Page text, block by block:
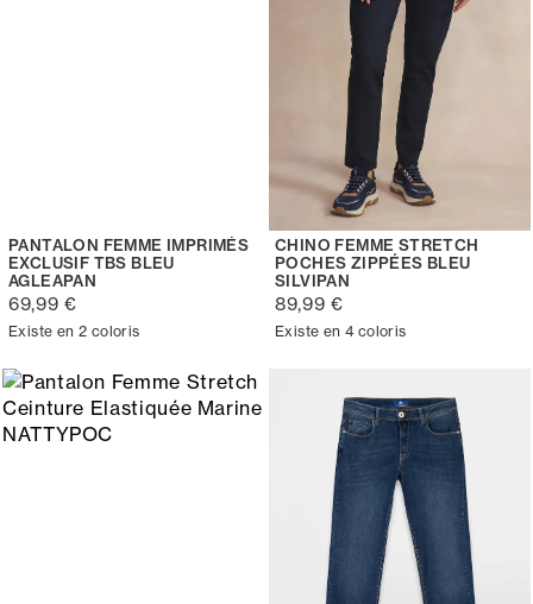
PANTALON FEMME IMPRIMÉS
EXCLUSIF TBS BLEU
AGLEAPAN
69,99 €
Existe en 2 coloris
CHINO FEMME STRETCH
POCHES ZIPPÉES BLEU
SILVIPAN
89,99 €
Existe en 4 coloris